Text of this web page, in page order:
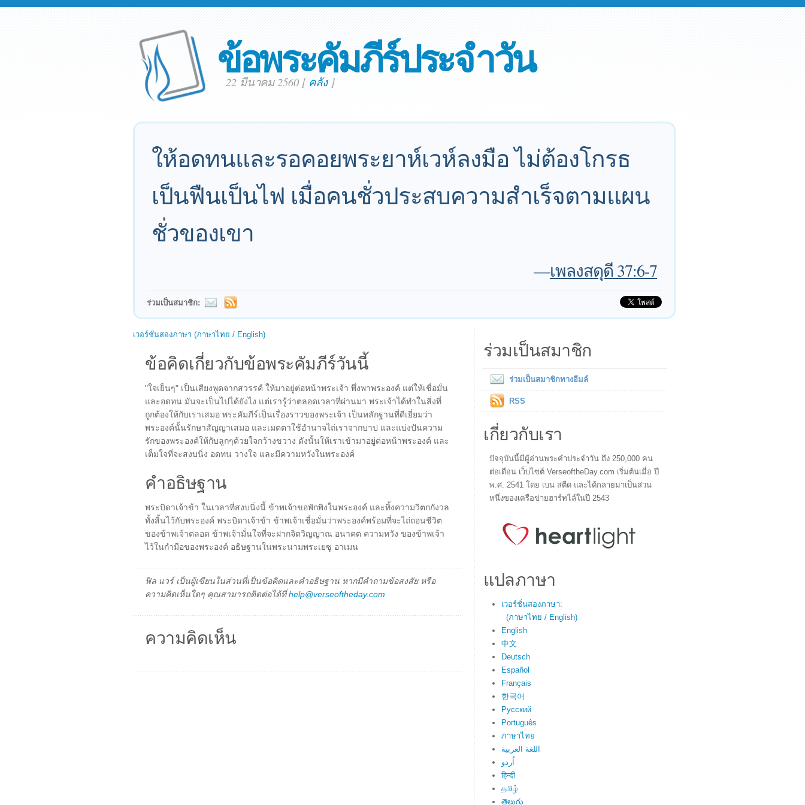
ข้อพระคัมภีร์ประจำวัน
22 มีนาคม 2560 [ คลัง]
ให้อดทนและรอคอยพระยาห์เวห์ลงมือ ไม่ต้องโกรธ
เป็นฟืนเป็นไฟ เมื่อคนชั่วประสบความสำเร็จตามแผน
ชั่วของเขา
—เพลงสดุดี 37:6-7
ร่วมเป็นสมาชิก:
เวอร์ชั่นสองภาษา (ภาษาไทย / English)
ข้อคิดเกี่ยวกับข้อพระคัมภีร์วันนี้
"ใจเย็นๆ" เป็นเสียงพูดจากสวรรค์ ให้มาอยู่ต่อหน้าพระเจ้า พึ่งพาพระองค์ แต่ให้เชื่อมั่น
และอดทน มันจะเป็นไปได้ยังไง แต่เรารู้ว่าตลอดเวลาที่ผ่านมา พระเจ้าได้ทำในสิ่งที่
ถูกต้องให้กับเราเสมอ พระคัมภีร์เป็นเรื่องราวของพระเจ้า เป็นหลักฐานที่ดีเยี่ยมว่า
พระองค์นั้นรักษาสัญญาเสมอ และเมตตาใช้อำนาจไถ่เราจากบาป และแบ่งปันความ
รักของพระองค์ให้กับลูกๆด้วยใจกว้างขวาง ดังนั้นให้เราเข้ามาอยู่ต่อหน้าพระองค์ และ
เต็มใจที่จะสงบนิ่ง อดทน วางใจ และมีความหวังในพระองค์
คำอธิษฐาน
พระบิดาเจ้าข้า ในเวลาที่สงบนิ่งนี้ ข้าพเจ้าขอพักพิงในพระองค์ และทิ้งความวิตกกังวล
ทั้งสิ้นไว้กับพระองค์ พระบิดาเจ้าข้า ข้าพเจ้าเชื่อมั่นว่าพระองค์พร้อมที่จะไถ่ถอนชีวิต
ของข้าพเจ้าตลอด ข้าพเจ้ามั่นใจที่จะฝากจิตวิญญาณ อนาคต ความหวัง ของข้าพเจ้า
ไว้ในกำมือของพระองค์ อธิษฐานในพระนามพระเยซู อาเมน
ฟิล แวร์ เป็นผู้เขียนในส่วนที่เป็นข้อคิดและคำอธิษฐาน หากมีคำถามข้อสงสัย หรือ
ความคิดเห็นใดๆ คุณสามารถติดต่อได้ที่help@verseoftheday.com
ความคิดเห็น
ร่วมเป็นสมาชิก
ร่วมเป็นสมาชิกทางอีมล์
RSS
เกี่ยวกับเรา
ปัจจุบันนี้มีผู้อ่านพระคำประจำวัน ถึง 250,000 คน
ต่อเดือน เว็บไซต์ VerseoftheDay.com เริ่มต้นเมื่อ ปี
พ.ศ. 2541 โดย เบน สตีด และได้กลายมาเป็นส่วน
หนึ่งของเครือข่ายฮาร์ทไล์ในปี 2543
แปลภาษา
เวอร์ชั่นสองภาษา:
(ภาษาไทย / English)
English
中文
Deutsch
Español
Français
한국어
Русский
Português
ภาษาไทย
اللغة العربية
اُردو
हिन्दी
தமிழ்
తెలుగు